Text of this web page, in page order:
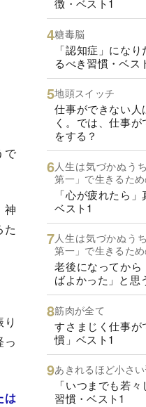
で
神
た
っ
は
徴・ベスト1
糖毒脳
「認知症」にな
るべき習慣・ベス
地頭スイッチ
仕事ができない人
く。では、仕事が
をする？
人生は気づかぬう
第一」で生きるた
「心が疲れたら
ベスト1
人生は気づかぬう
第一」で生きるた
老後になってから
ばよかった」と思
筋肉が全て
すさまじく仕事が
慣」ベスト1
あきれるほど小さ
「いつまでも若
習慣・ベスト1